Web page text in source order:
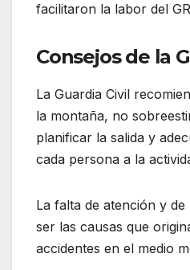
facilitaron la labor del
Consejos de la
La Guardia Civil
la montaña, no
planificar la salida y
cada persona a la
La falta de atención y
ser las causas que
accidentes en el medio